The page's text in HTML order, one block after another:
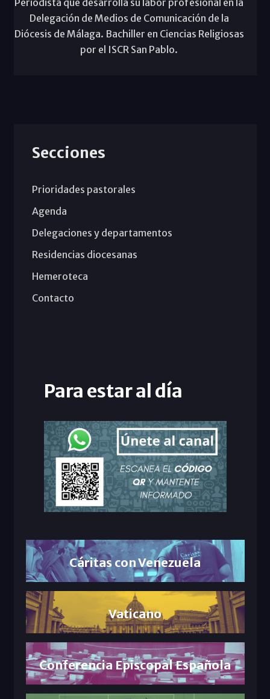
Delegación de Medios de Comunicación de la
Diócesis de Málaga. Bachiller en Ciencias Religiosas
por el ISCR San Pablo.
Secciones
Prioridades pastorales
Agenda
Delegaciones y departamentos
Residencias diocesanas
Hemeroteca
Contacto
Para estar al día
Cáritas con Venezuela
Vaticano
Conferencia Episcopal Española